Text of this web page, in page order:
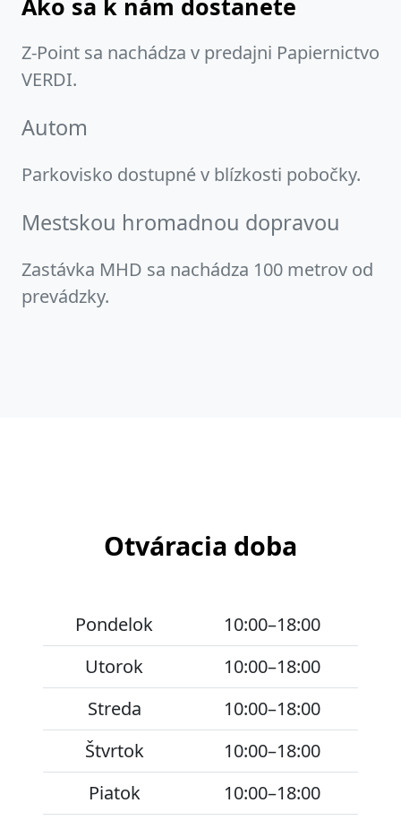
Ako sa k nám dostanete
Z-Point sa nachádza v predajni Papiernictvo
VERDI.
Autom
Parkovisko dostupné v blízkosti pobočky.
Mestskou hromadnou dopravou
Zastávka MHD sa nachádza 100 metrov od
prevádzky.
Otváracia doba
Pondelok
10:00–18:00
Utorok
10:00–18:00
Streda
10:00–18:00
Štvrtok
10:00–18:00
Piatok
10:00–18:00